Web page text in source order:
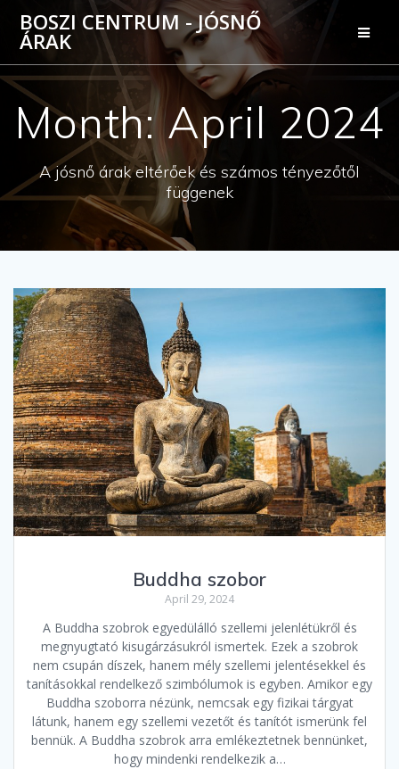
Skip
to
content
BOSZI CENTRUM - JÓSNŐ
ÁRAK
Month:April 2024
A jósnő árak eltérőek és számos tényezőtől
függenek
Buddha szobor
April 29, 2024
A Buddha szobrok egyedülálló szellemi jelenlétükről és
megnyugtató kisugárzásukról ismertek. Ezek a szobrok
nem csupán díszek, hanem mély szellemi jelentésekkel és
tanításokkal rendelkező szimbólumok is egyben. Amikor egy
Buddha szoborra nézünk, nemcsak egy fizikai tárgyat
látunk, hanem egy szellemi vezetőt és tanítót ismerünk fel
bennük. A Buddha szobrok arra emlékeztetnek bennünket,
hogy mindenki rendelkezik a…